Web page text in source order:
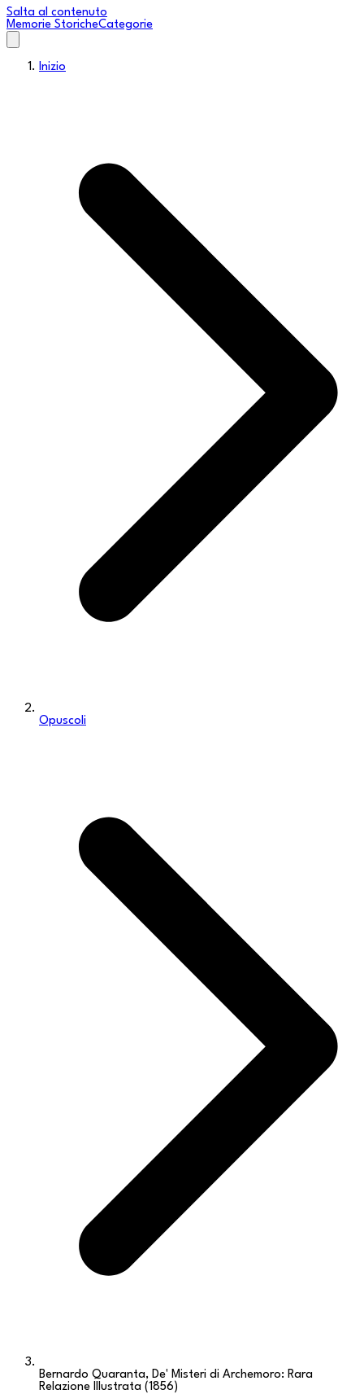
Salta al contenuto
Memorie StoricheCategorie
Inizio
Opuscoli
Bernardo Quaranta, De' Misteri di Archemoro: Rara
Relazione Illustrata (1856)